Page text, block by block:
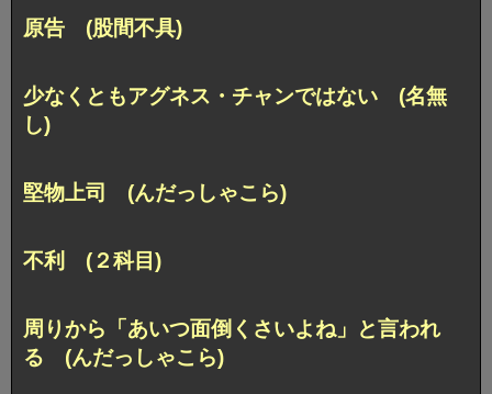
原告 (股間不具)
少なくともアグネス・チャンではない (名無
し)
堅物上司 (んだっしゃこら)
不利 (２科目)
周りから「あいつ面倒くさいよね」と言われ
る (んだっしゃこら)